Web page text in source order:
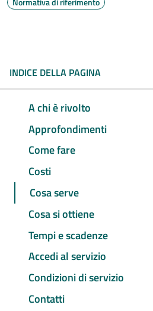
INDICE DELLA PAGINA
A chi è rivolto
Approfondimenti
Come fare
Costi
Cosa serve
Cosa si ottiene
Tempi e scadenze
Accedi al servizio
Condizioni di servizio
Contatti